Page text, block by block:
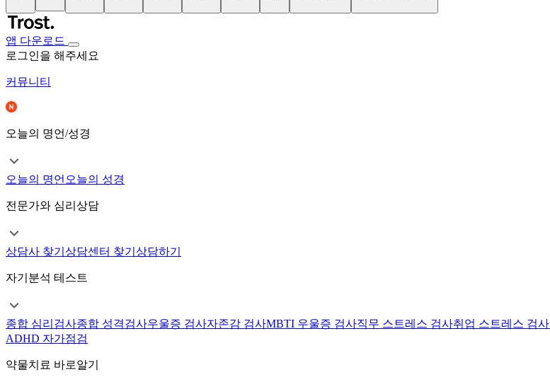
앱 다운로드
로그인을 해주세요
커뮤니티
오늘의 명언/성경
오늘의 명언 오늘의 성경
전문가와 심리상담
상담사 찾기 상담센터 찾기 상담하기
자기분석 테스트
종합 심리검사종합 성격검사우울증 검사자존감 검사MBTI 우울증 검사직무 스트레스 검사취업 스트레스 검사
ADHD 자가점검
약물치료 바로알기